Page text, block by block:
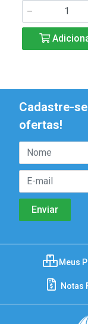
Cadastre-
ofertas!
Meus
Notas